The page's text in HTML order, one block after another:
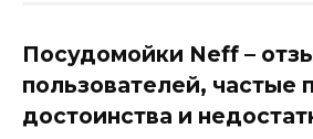
Посудомойки Neff –
пользователей, частые
достоинства и